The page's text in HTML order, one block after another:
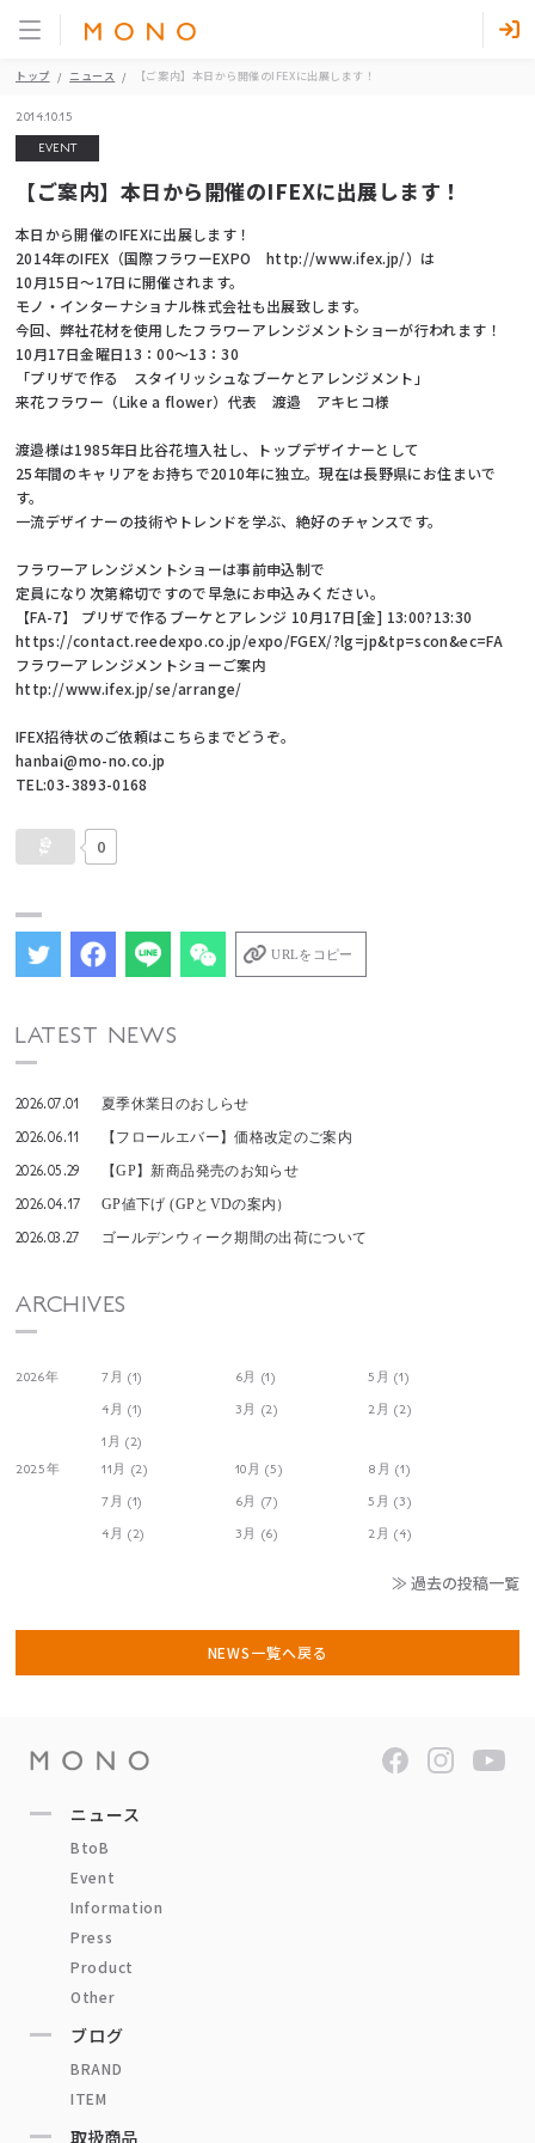
トップ ニュース 【ご案内】本日から開催のIFEXに出展します！
2014.10.15
EVENT
【ご案内】本日から開催のIFEXに出展します！
本日から開催のIFEXに出展します！
2014年のIFEX（国際フラワーEXPO http://www.ifex.jp/）は
10月15日～17日に開催されます。
モノ・インターナショナル株式会社も出展致します。
今回、弊社花材を使用したフラワーアレンジメントショーが行われます！
10月17日金曜日13：00～13：30
「プリザで作る スタイリッシュなブーケとアレンジメント」
来花フラワー（Like a flower）代表 渡邉 アキヒコ様
渡邉様は1985年日比谷花壇入社し、トップデザイナーとして
25年間のキャリアをお持ちで2010年に独立。現在は長野県にお住まいで
す。
一流デザイナーの技術やトレンドを学ぶ、絶好のチャンスです。
フラワーアレンジメントショーは事前申込制で
定員になり次第締切ですので早急にお申込みください。
【FA-7】 プリザで作るブーケとアレンジ 10月17日[金] 13:00?13:30
https://contact.reedexpo.co.jp/expo/FGEX/?lg=jp&tp=scon&ec=FA
フラワーアレンジメントショーご案内
http://www.ifex.jp/se/arrange/
IFEX招待状のご依頼はこちらまでどうぞ。
hanbai@mo-no.co.jp
TEL:03-3893-0168
0
URLをコピー
LATEST NEWS
2026.07.01 夏季休業日のおしらせ
2026.06.11 【フロールエバー】価格改定のご案内
2026.05.29 【GP】新商品発売のお知らせ
2026.04.17 GP値下げ (GPとVDの案内）
2026.03.27 ゴールデンウィーク期間の出荷について
ARCHIVES
2026年 7月 (1) 6月 (1)
5月 (1)
4月 (1)
3月 (2)
2月 (2)
1月 (2)
2025年
11月 (2) 10月 (5)
8月 (1)
7月 (1)
6月 (7)
5月 (3)
4月 (2)
3月 (6) 2月 (4)
≫ 過去の投稿一覧
NEWS一覧へ戻る
ニュース
BtoB
Event
Information
Press
Product
Other
ブログ
BRAND
ITEM
取扱商品